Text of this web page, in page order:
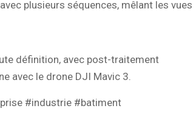
plusieurs séquences, mêlant les vues
définition, avec post-traitement
avec le drone DJI Mavic 3.
#industrie #batiment